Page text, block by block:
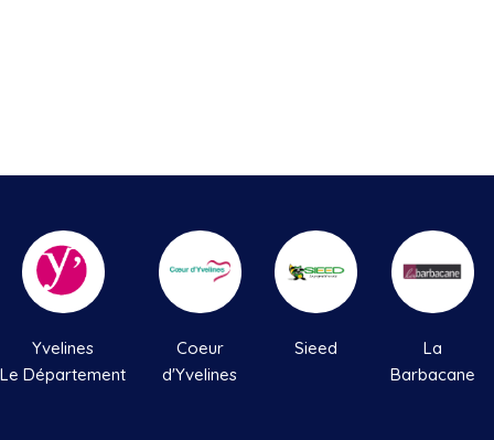
Yvelines
Le Département
Coeur
d'Yvelines
Sieed
La
Barbacane